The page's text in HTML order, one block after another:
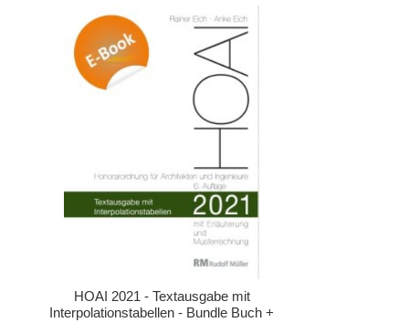
HOAI 2021 - Textausgabe mit
Interpolationstabellen - Bundle Buch +